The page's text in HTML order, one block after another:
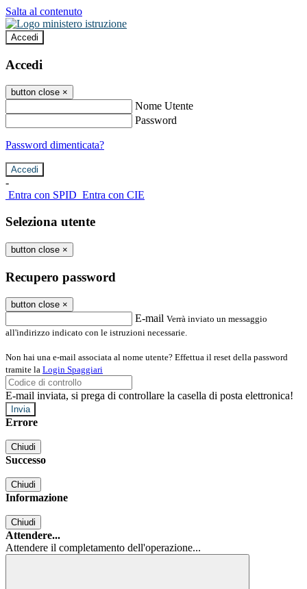
Salta al contenuto
Accedi
Accedi
button close ×
Nome Utente
Password
Password dimenticata?
-
Entra con SPID Entra con CIE
Seleziona utente
button close ×
Recupero password
button close ×
E-mail Verrà inviato un messaggio
all'indirizzo indicato con le istruzioni necessarie.
Non hai una e-mail associata al nome utente? Effettua il reset della password
tramite la Login Spaggiari
E-mail inviata, si prega di controllare la casella di posta elettronica!
Errore
Chiudi
Successo
Chiudi
Informazione
Chiudi
Attendere...
Attendere il completamento dell'operazione...